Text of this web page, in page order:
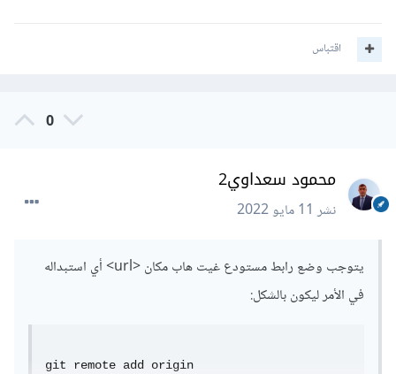
اقتباس
0
محمود سعداوي2
نشر11 مايو 2022
يتوجب وضع رابط مستودع غيت هاب مكان <url> أي استبداله
في الأمر ليكون بالشكل:
git remote add origin